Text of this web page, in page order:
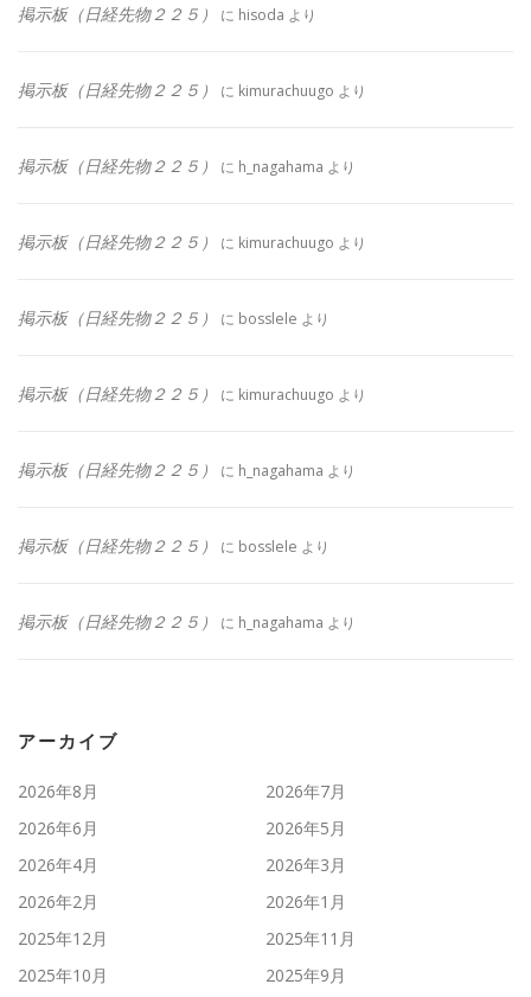
掲示板（日経先物２２５） に hisoda より
掲示板（日経先物２２５） に kimurachuugo より
掲示板（日経先物２２５） に h_nagahama より
掲示板（日経先物２２５） に kimurachuugo より
掲示板（日経先物２２５） に bosslele より
掲示板（日経先物２２５） に kimurachuugo より
掲示板（日経先物２２５） に h_nagahama より
掲示板（日経先物２２５） に bosslele より
掲示板（日経先物２２５） に h_nagahama より
アーカイブ
2026年8月
2026年7月
2026年6月
2026年5月
2026年4月
2026年3月
2026年2月
2026年1月
2025年12月
2025年11月
2025年10月
2025年9月